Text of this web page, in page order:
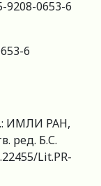
9208-0653-6
6
ИМЛИ РАН,
ред. Б.С.
Lit.PR-